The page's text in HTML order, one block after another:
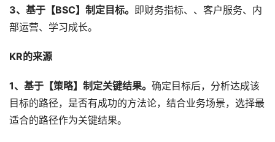
3、基于【BSC】制定目标。 即财务指标、、客户服务、内
部运营、学习成长。
KR的来源
1、基于【策略】制定关键结果。 确定目标后，分析达成该
目标的路径，是否有成功的方法论，结合业务场景，选择最
适合的路径作为关键结果。